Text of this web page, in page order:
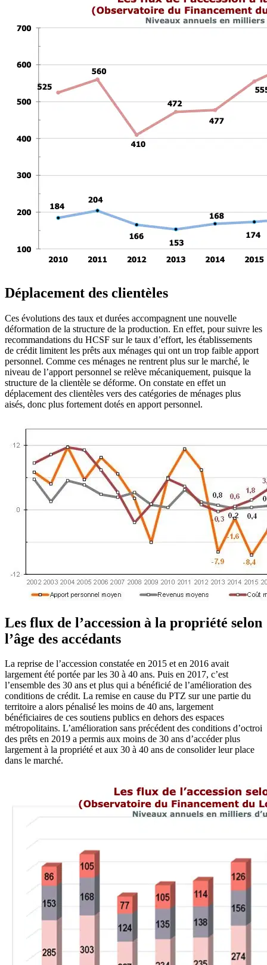
Déplacement des clientèles
Ces évolutions des taux et durées accompagnent une nouvelle
déformation de la structure de la production. En effet, pour suivre les
recommandations du HCSF sur le taux d’effort, les établissements
de crédit limitent les prêts aux ménages qui ont un trop faible apport
personnel. Comme ces ménages ne rentrent plus sur le marché, le
niveau de l’apport personnel se relève mécaniquement, puisque la
structure de la clientèle se déforme. On constate en effet un
déplacement des clientèles vers des catégories de ménages plus
aisés, donc plus fortement dotés en apport personnel.
Les flux de l’accession à la propriété selon
l’âge des accédants
La reprise de l’accession constatée en 2015 et en 2016 avait
largement été portée par les 30 à 40 ans. Puis en 2017, c’est
l’ensemble des 30 ans et plus qui a bénéficié de l’amélioration des
conditions de crédit. La remise en cause du PTZ sur une partie du
territoire a alors pénalisé les moins de 40 ans, largement
bénéficiaires de ces soutiens publics en dehors des espaces
métropolitains. L’amélioration sans précédent des conditions d’octroi
des prêts en 2019 a permis aux moins de 30 ans d’accéder plus
largement à la propriété et aux 30 à 40 ans de consolider leur place
dans le marché.